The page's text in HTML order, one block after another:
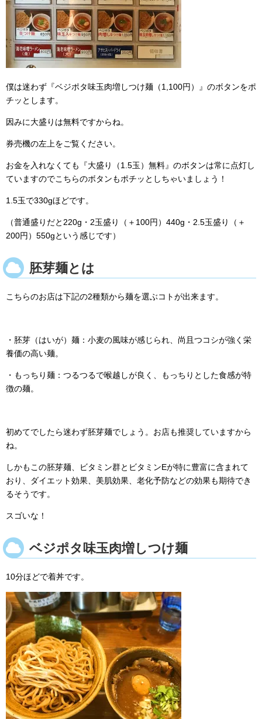
僕は迷わず『ベジポタ味玉肉増しつけ麺（1,100円）』のボタンをポ
チッとします。
因みに大盛りは無料ですからね。
券売機の左上をご覧ください。
お金を入れなくても『大盛り（1.5玉）無料』のボタンは常に点灯し
ていますのでこちらのボタンもポチッとしちゃいましょう！
1.5玉で330gほどです。
（普通盛りだと220g・2玉盛り（＋100円）440g・2.5玉盛り（＋
200円）550gという感じです）
胚芽麺とは
こちらのお店は下記の2種類から麺を選ぶコトが出来ます。
・胚芽（はいが）麺：小麦の風味が感じられ、尚且つコシが強く栄
養価の高い麺。
・もっちり麺：つるつるで喉越しが良く、もっちりとした食感が特
徴の麺。
初めてでしたら迷わず胚芽麺でしょう。お店も推奨していますから
ね。
しかもこの胚芽麺、ビタミン群とビタミンEが特に豊富に含まれて
おり、ダイエット効果、美肌効果、老化予防などの効果も期待でき
るそうです。
スゴいな！
ベジポタ味玉肉増しつけ麺
10分ほどで着丼です。